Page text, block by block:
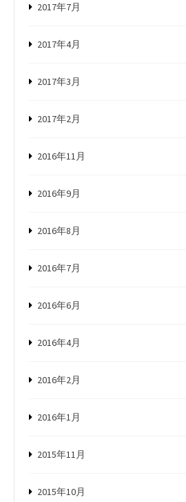
2017年7月
2017年4月
2017年3月
2017年2月
2016年11月
2016年9月
2016年8月
2016年7月
2016年6月
2016年4月
2016年2月
2016年1月
2015年11月
2015年10月